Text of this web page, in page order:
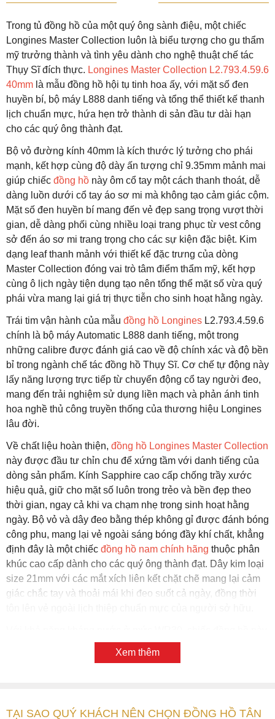
Trong tủ đồng hồ của một quý ông sành điệu, một chiếc
Longines Master Collection luôn là biểu tượng cho gu thẩm
mỹ trưởng thành và tình yêu dành cho nghệ thuật chế tác
Thụy Sĩ đích thực. Longines Master Collection L2.793.4.59.6
40mm là mẫu đồng hồ hội tụ tinh hoa ấy, với mặt số đen
huyền bí, bộ máy L888 danh tiếng và tổng thể thiết kế thanh
lịch chuẩn mực, hứa hẹn trở thành di sản đầu tư dài hạn
cho các quý ông thành đạt.
Bộ vỏ đường kính 40mm là kích thước lý tưởng cho phái
mạnh, kết hợp cùng độ dày ấn tượng chỉ 9.35mm mảnh mai
giúp chiếc đồng hồ này ôm cổ tay một cách thanh thoát, dễ
dàng luồn dưới cổ tay áo sơ mi mà không tạo cảm giác cộm.
Mặt số đen huyền bí mang đến vẻ đẹp sang trọng vượt thời
gian, dễ dàng phối cùng nhiều loại trang phục từ vest công
sở đến áo sơ mi trang trọng cho các sự kiện đặc biệt. Kim
dạng leaf thanh mảnh với thiết kế đặc trưng của dòng
Master Collection đóng vai trò tâm điểm thẩm mỹ, kết hợp
cùng ô lịch ngày tiện dụng tạo nên tổng thể mặt số vừa quý
phái vừa mang lại giá trị thực tiễn cho sinh hoạt hằng ngày.
Trái tim vận hành của mẫu đồng hồ Longines L2.793.4.59.6
chính là bộ máy Automatic L888 danh tiếng, một trong
những calibre được đánh giá cao về độ chính xác và độ bền
bỉ trong ngành chế tác đồng hồ Thụy Sĩ. Cơ chế tự động này
lấy năng lượng trực tiếp từ chuyển động cổ tay người đeo,
mang đến trải nghiệm sử dụng liền mạch và phản ánh tinh
hoa nghề thủ công truyền thống của thương hiệu Longines
lâu đời.
Về chất liệu hoàn thiện, đồng hồ Longines Master Collection
này được đầu tư chỉn chu để xứng tầm với danh tiếng của
dòng sản phẩm. Kính Sapphire cao cấp chống trầy xước
hiệu quả, giữ cho mặt số luôn trong trẻo và bền đẹp theo
thời gian, ngay cả khi va chạm nhẹ trong sinh hoạt hằng
ngày. Bộ vỏ và dây đeo bằng thép không gỉ được đánh bóng
công phu, mang lại vẻ ngoài sáng bóng đầy khí chất, khẳng
định đây là một chiếc đồng hồ nam chính hãng thuộc phân
khúc cao cấp dành cho các quý ông thành đạt. Dây kim loại
size 21mm với các mắt xích liên kết chặt chẽ mang lại cảm
giác chắc tay và thoải mái khi đeo suốt cả ngày, đồng thời
an tâm đồng hành cùng bạn trong các sinh hoạt thường
Xem thêm
TẠI SAO QUÝ KHÁCH NÊN CHỌN ĐỒNG HỒ TÂN